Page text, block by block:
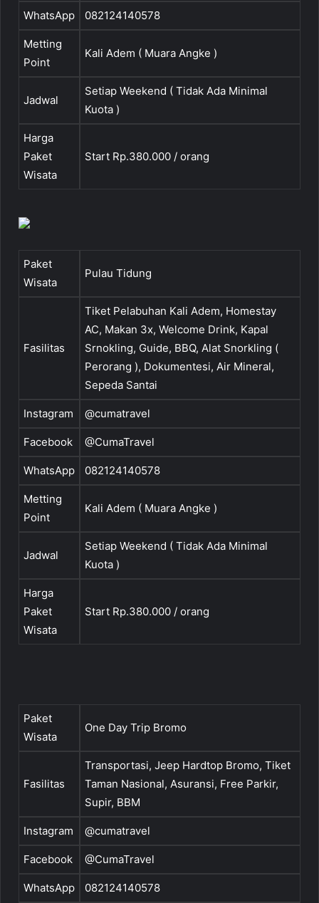
WhatsApp 082124140578
Metting
Point
Kali Adem ( Muara Angke )
Jadwal
Setiap Weekend ( Tidak Ada Minimal
Kuota )
Harga
Paket
Wisata
Start Rp.380.000 / orang
Paket
Wisata
Pulau Tidung
Fasilitas
Tiket Pelabuhan Kali Adem, Homestay
AC, Makan 3x, Welcome Drink, Kapal
Srnokling, Guide, BBQ, Alat Snorkling (
Perorang ), Dokumentesi, Air Mineral,
Sepeda Santai
Instagram @cumatravel
Facebook @CumaTravel
WhatsApp 082124140578
Metting
Point
Kali Adem ( Muara Angke )
Jadwal
Setiap Weekend ( Tidak Ada Minimal
Kuota )
Harga
Paket
Wisata
Start Rp.380.000 / orang
Paket
Wisata
One Day Trip Bromo
Fasilitas
Transportasi, Jeep Hardtop Bromo, Tiket
Taman Nasional, Asuransi, Free Parkir,
Supir, BBM
Instagram @cumatravel
Facebook @CumaTravel
WhatsApp 082124140578